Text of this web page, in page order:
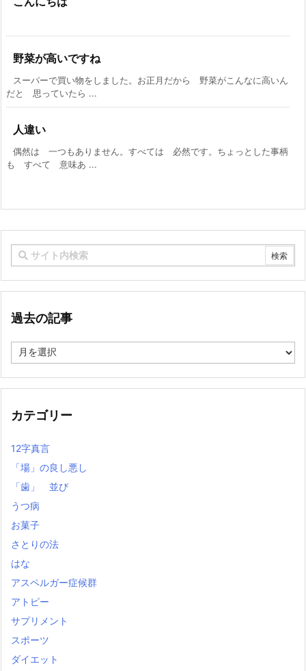
野菜が高いですね
スーパーで買い物をしました。お正月だから 野菜がこんなに高いん
だと 思っていたら ...
人違い
偶然は 一つもありません。すべては 必然です。ちょっとした事柄
も すべて 意味あ ...
過去の記事
去
記
カテゴリー
12字真言
「場」の良し悪し
「歯」 並び
うつ病
お菓子
さとりの法
はな
アスペルガー症候群
アトピー
サプリメント
スポーツ
ダイエット